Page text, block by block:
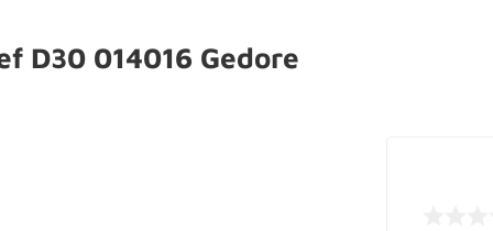
D30 014016 Gedore